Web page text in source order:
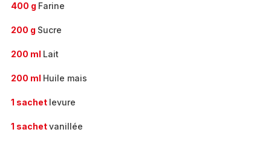
400 g Farine
200 g Sucre
200 ml Lait
200 ml Huile mais
1 sachet levure
1 sachetvanillée